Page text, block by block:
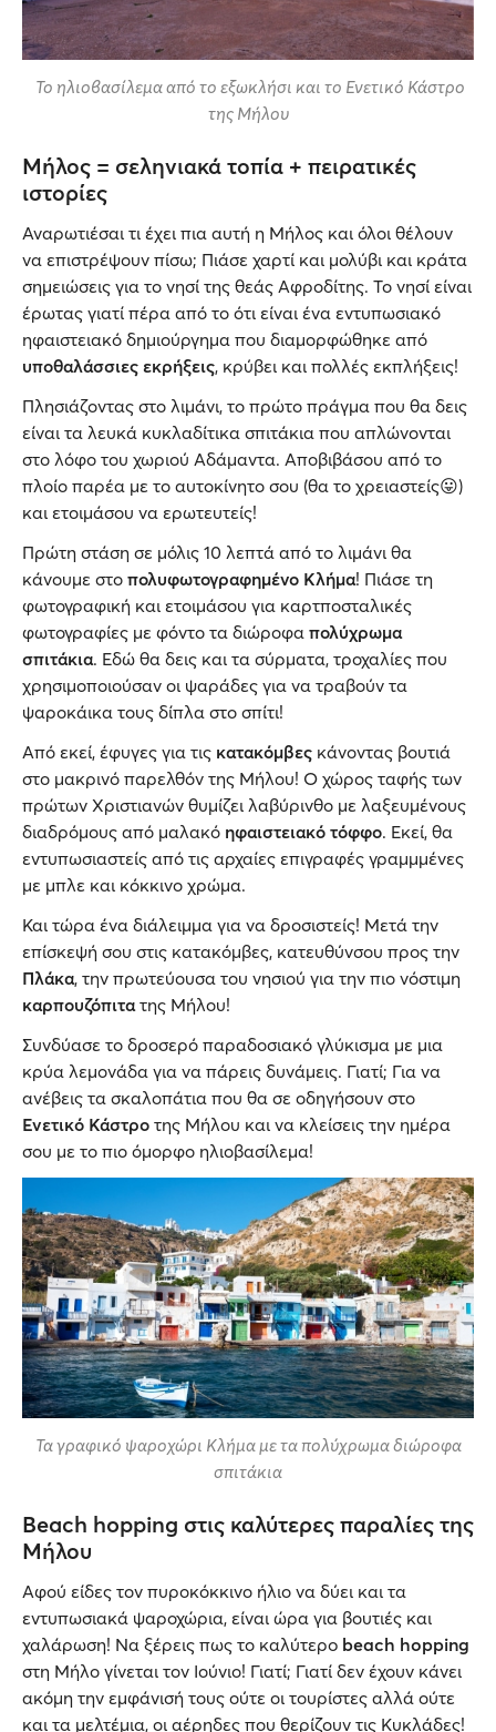
Το ηλιοβασίλεμα από το εξωκλήσι και το Ενετικό Κάστρο
της Μήλου
Μήλος = σεληνιακά τοπία + πειρατικές
ιστορίες
Αναρωτιέσαι τι έχει πια αυτή η Μήλος και όλοι θέλουν
να επιστρέψουν πίσω; Πιάσε χαρτί και μολύβι και κράτα
σημειώσεις για το νησί της θεάς Αφροδίτης. Το νησί είναι
έρωτας γιατί πέρα από το ότι είναι ένα εντυπωσιακό
ηφαιστειακό δημιούργημα που διαμορφώθηκε από
υποθαλάσσιες εκρήξεις, κρύβει και πολλές εκπλήξεις!
Πλησιάζοντας στο λιμάνι, το πρώτο πράγμα που θα δεις
είναι τα λευκά κυκλαδίτικα σπιτάκια που απλώνονται
στο λόφο του χωριού Αδάμαντα. Αποβιβάσου από το
πλοίο παρέα με το αυτοκίνητο σου (θα το χρειαστείς😛)
και ετοιμάσου να ερωτευτείς!
Πρώτη στάση σε μόλις 10 λεπτά από το λιμάνι θα
κάνουμε στο πολυφωτογραφημένο Κλήμα! Πιάσε τη
φωτογραφική και ετοιμάσου για καρτποσταλικές
φωτογραφίες με φόντο τα διώροφα πολύχρωμα
σπιτάκια. Εδώ θα δεις και τα σύρματα, τροχαλίες που
χρησιμοποιούσαν οι ψαράδες για να τραβούν τα
ψαροκάικα τους δίπλα στο σπίτι!
Από εκεί, έφυγες για τις κατακόμβες κάνοντας βουτιά
στο μακρινό παρελθόν της Μήλου! O χώρος ταφής των
πρώτων Χριστιανών θυμίζει λαβύρινθο με λαξευμένους
διαδρόμους από μαλακό ηφαιστειακό τόφφο. Εκεί, θα
εντυπωσιαστείς από τις αρχαίες επιγραφές γραμμμένες
με μπλε και κόκκινο χρώμα.
Και τώρα ένα διάλειμμα για να δροσιστείς! Μετά την
επίσκεψή σου στις κατακόμβες, κατευθύνσου προς την
Πλάκα, την πρωτεύουσα του νησιού για την πιο νόστιμη
καρπουζόπιτατης Μήλου!
Συνδύασε το δροσερό παραδοσιακό γλύκισμα με μια
κρύα λεμονάδα για να πάρεις δυνάμεις. Γιατί; Για να
ανέβεις τα σκαλοπάτια που θα σε οδηγήσουν στο
Ενετικό Κάστρο της Μήλου και να κλείσεις την ημέρα
σου με το πιο όμορφο ηλιοβασίλεμα!
Τα γραφικό ψαροχώρι Κλήμα με τα πολύχρωμα διώροφα
σπιτάκια
Beach hopping στις καλύτερες παραλίες της
Μήλου
Αφού είδες τον πυροκόκκινο ήλιο να δύει και τα
εντυπωσιακά ψαροχώρια, είναι ώρα για βουτιές και
χαλάρωση! Να ξέρεις πως το καλύτερo beach hopping
στη Μήλο γίνεται τον Ιούνιο! Γιατί; Γιατί δεν έχουν κάνει
ακόμη την εμφάνισή τους ούτε οι τουρίστες αλλά ούτε
και τα μελτέμια, οι αέρηδες που θερίζουν τις Κυκλάδες!